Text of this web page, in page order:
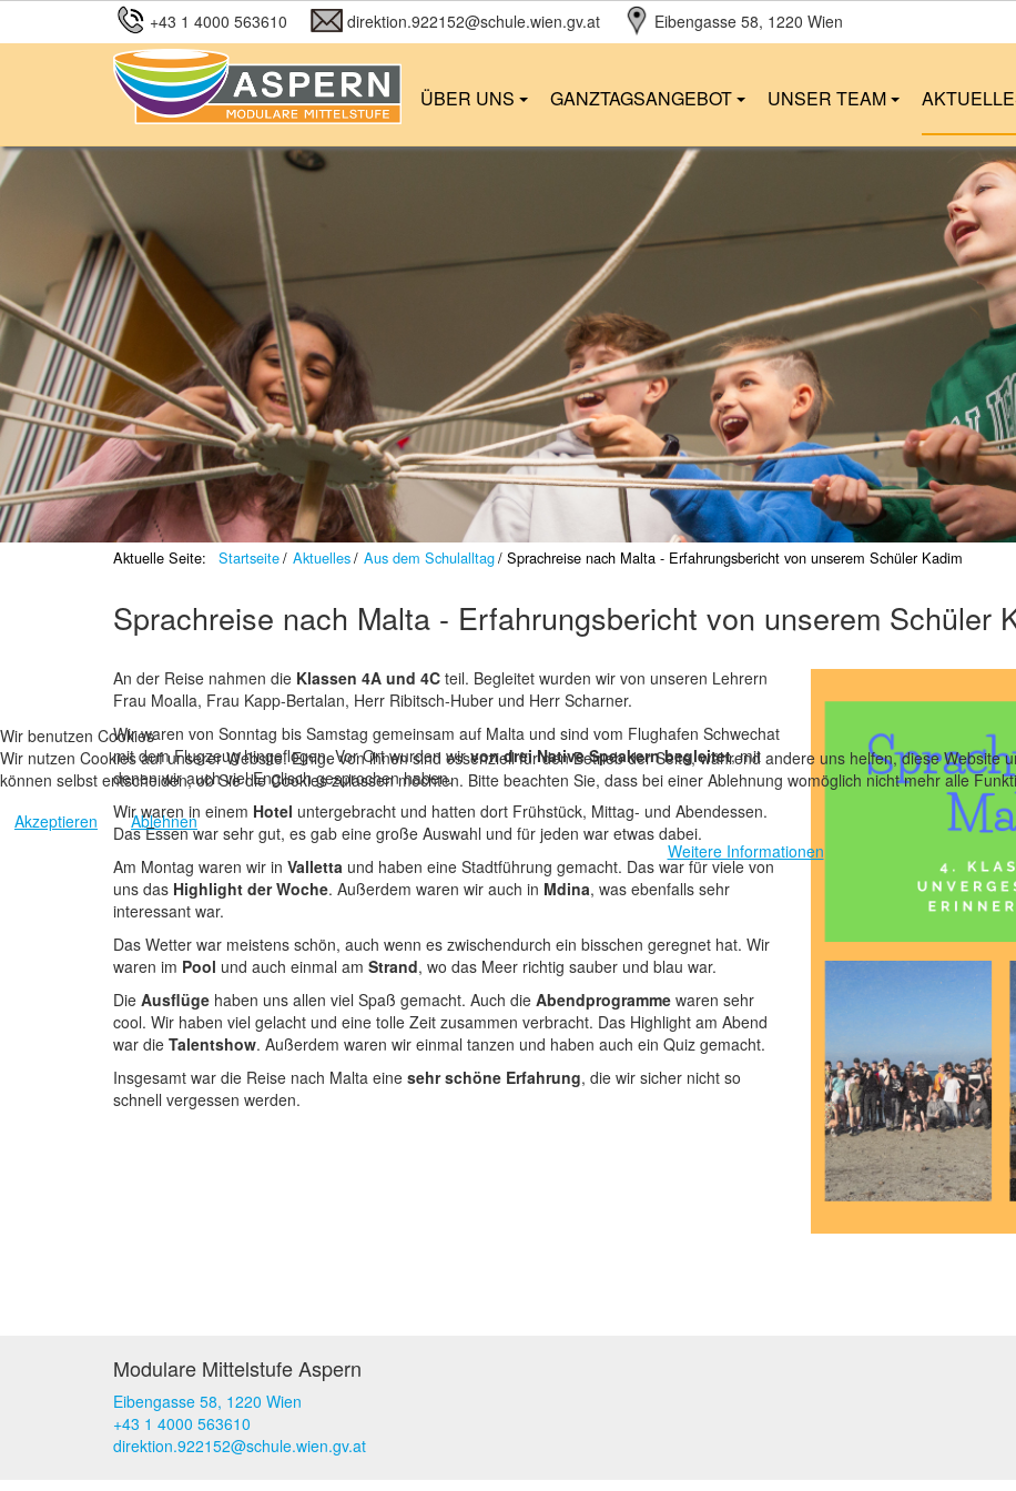
ÜBER UNS GANZTAGSANGEBOT UNSER TEAM
+43 1 4000 563610 direktion.922152@schule.wien.gv.at Eibengasse 58, 1220 Wien
Aktuelle Seite: Startseite Aktuelles Aus dem Schulalltag Sprachreise nach Malta - Erfahrungsbericht von unserem Schüler Kadim
Sprachreise nach Malta - Erfahrungsbericht von unserem Schüler
An der Reise nahmen die Klassen 4A und 4C teil. Begleitet wurden wir von unseren Lehrern
Frau Moalla, Frau Kapp-Bertalan, Herr Ribitsch-Huber und Herr Scharner.
Wir waren von Sonntag bis Samstag gemeinsam auf Malta und sind vom Flughafen Schwechat
mit dem Flugzeug hingeflogen. Vor Ort wurden wirvon drei Native Speakern begleitet, mit
denen wir auch viel Englisch gesprochen haben.
Wir waren in einem Hotel untergebracht und hatten dort Frühstück, Mittag- und Abendessen.
Das Essen war sehr gut, es gab eine große Auswahl und für jeden war etwas dabei.
Am Montag waren wir in Valletta und haben eine Stadtführung gemacht. Das war für viele von
uns das Highlight der Woche. Außerdem waren wir auch in Mdina, was ebenfalls sehr
interessant war.
Das Wetter war meistens schön, auch wenn es zwischendurch ein bisschen geregnet hat. Wir
waren im Pool und auch einmal am Strand, wo das Meer richtig sauber und blau war.
Die Ausflüge haben uns allen viel Spaß gemacht. Auch die Abendprogramme waren sehr
cool. Wir haben viel gelacht und eine tolle Zeit zusammen verbracht. Das Highlight am Abend
war die Talentshow. Außerdem waren wir einmal tanzen und haben auch ein Quiz gemacht.
Insgesamt war die Reise nach Malta eine sehr schöne Erfahrung, die wir sicher nicht so
schnell vergessen werden.
Modulare Mittelstufe Aspern
Eibengasse 58, 1220 Wien
+43 1 4000 563610
direktion.922152@schule.wien.gv.at
Wir benutzen Cookies
Wir nutzen Cookies auf unserer Website. Einige von ihnen sind essenziell für den Betrieb der Seite, während andere uns helfen, diese Website
können selbst entscheiden, ob Sie die Cookies zulassen möchten. Bitte beachten Sie, dass bei einer Ablehnung womöglich nicht mehr alle
Akzeptieren
Ablehnen
Weitere Informationen